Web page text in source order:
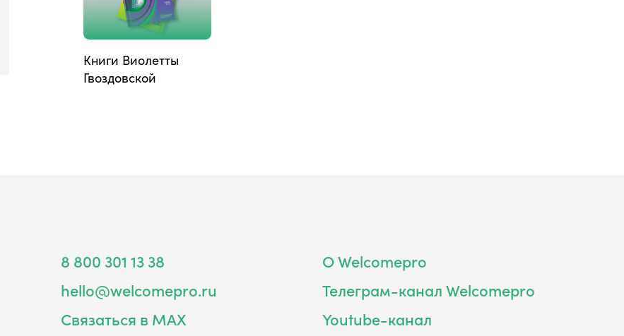
Книги Виолетты
Гвоздовской
8 800 301 13 38
hello@welcomepro.ru
Связаться в MAX
О Welcomepro
Телеграм-канал Welcomepro
Youtube-канал